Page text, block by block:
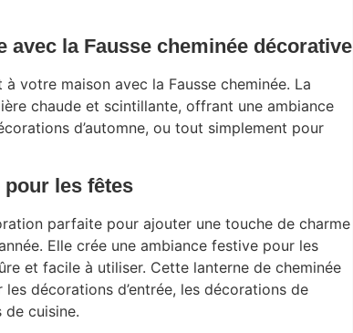
avec la Fausse cheminée décorative
votre maison avec la Fausse cheminée. La
chaude et scintillante, offrant une ambiance
d’automne, ou tout simplement pour
les fêtes
parfaite pour ajouter une touche de charme
Elle crée une ambiance festive pour les
et facile à utiliser. Cette lanterne de cheminée
décorations d’entrée, les décorations de
cuisine.